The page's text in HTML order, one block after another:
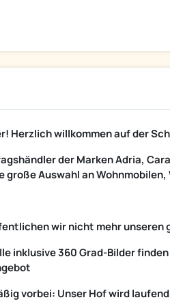
Herzlich willkommen auf der
der Marken Adria,
große Auswahl an
wir nicht mehr unseren
inklusive 360 Grad-Bilder
vorbei: Unser Hof wird